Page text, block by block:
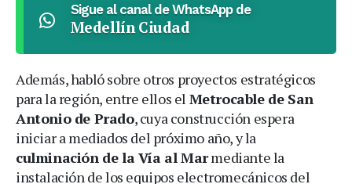
Sigue al canal de WhatsApp de
Medellín Ciudad
Además, habló sobre otros proyectos estratégicos
para la región, entre ellos el Metrocable de San
Antonio de Prado, cuya construcción espera
iniciar a mediados del próximo año, y la
culminación de la Vía al Marmediante la
instalación de los equipos electromecánicos del